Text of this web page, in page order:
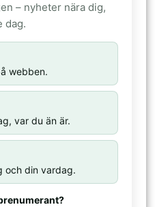
– nyheter nära dig,
dag.
webben.
var du än är.
och din vardag.